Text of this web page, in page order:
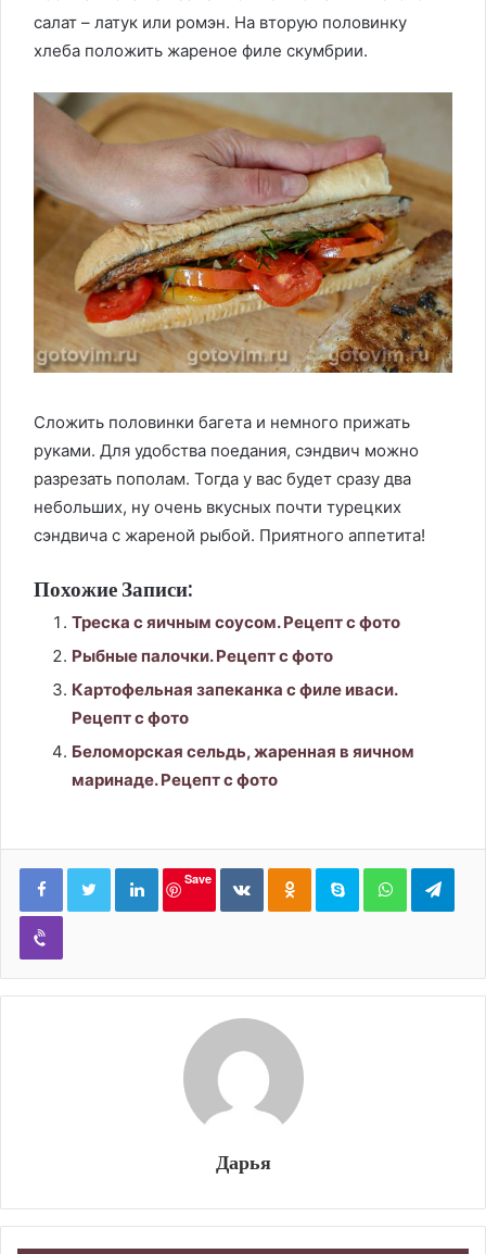
салат – латук или ромэн. На вторую половинку
хлеба положить жареное филе скумбрии.
Сложить половинки багета и немного прижать
руками. Для удобства поедания, сэндвич можно
разрезать пополам. Тогда у вас будет сразу два
небольших, ну очень вкусных почти турецких
сэндвича с жареной рыбой. Приятного аппетита!
Похожие Записи:
Треска с яичным соусом. Рецепт с фото
Рыбные палочки. Рецепт с фото
Картофельная запеканка с филе иваси.
Рецепт с фото
Беломорская сельдь, жаренная в яичном
маринаде. Рецепт с фото
LinkedIn
Save
ВконтактеОдноклассники
Skype WhatsApp
Viber
Дарья